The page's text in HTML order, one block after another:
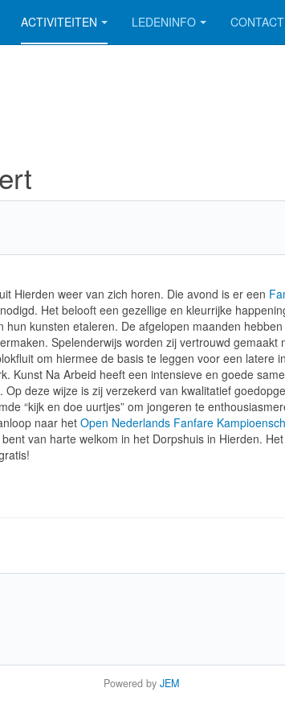
ACTIVITEITEN LEDENINFO CONTACT
Hierden weer van zich horen. Die avond is er een
Het belooft een gezellige en kleurrijke
kunsten etaleren. De afgelopen maanden
Spelenderwijs worden zij vertrouwd gemaakt
om hiermee de basis te leggen voor een latere
Kunst Na Arbeid heeft een intensieve en goede
deze wijze is zij verzekerd van kwalitatief
“kijk en doe uurtjes” om jongeren te
naar het Open Nederlands Fanfare
van harte welkom in het Dorpshuis in Hierden.
Powered by JEM